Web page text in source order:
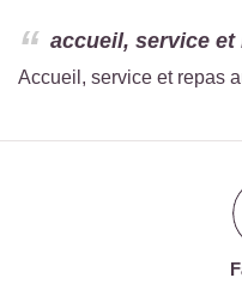
accueil, service et
Accueil, service et repas